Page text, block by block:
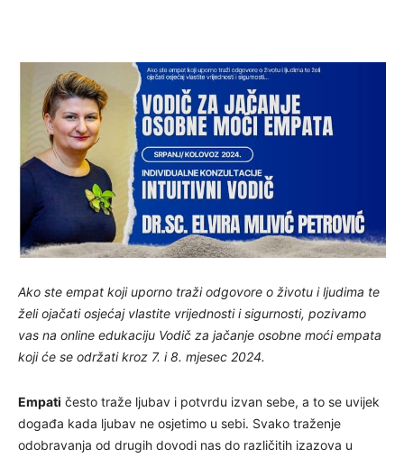
Ako ste empat koji uporno traži odgovore o životu i ljudima te
želi ojačati osjećaj vlastite vrijednosti i sigurnosti, pozivamo
vas na online edukaciju Vodič za jačanje osobne moći empata
koji će se održati kroz 7. i 8. mjesec 2024.
Empati često traže ljubav i potvrdu izvan sebe, a to se uvijek
događa kada ljubav ne osjetimo u sebi. Svako traženje
odobravanja od drugih dovodi nas do različitih izazova u